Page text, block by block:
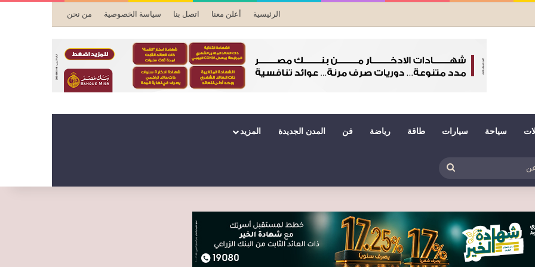
الرئيسية أعلن معنا اتصل بنا سياسة الخصوصية من نحن
سياحة سيارات طاقة رياضة فن المدن الجديدة المزيد
عن